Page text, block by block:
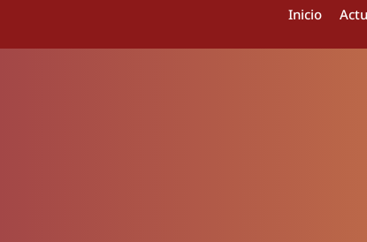
Inicio